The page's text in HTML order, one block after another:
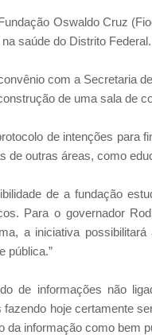
Oswaldo Cruz
saúde do Distrito
com a Secretaria
de uma sala de
de intenções para
de outras áreas, como
de a fundação
Para o governador
a iniciativa
pública.”
de informações não
fazendo hoje certamente
da informação como bem